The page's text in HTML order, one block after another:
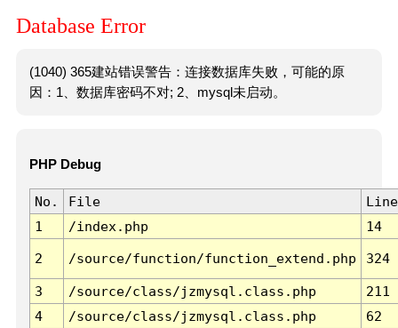
Database Error
(1040) 365建站错误警告：连接数据库失败，可能的原
因：1、数据库密码不对; 2、mysql未启动。
PHP Debug
No. File
Line
1
/index.php 14
2 /source/function/function_extend.php 324
3 /source/class/jzmysql.class.php
211
4
/source/class/jzmysql.class.php
62